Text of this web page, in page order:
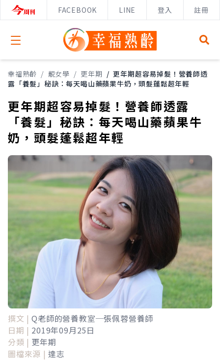
FACEBOOK LINE 登入 註冊
Open menu
幸福熟齡 / 靚女學 / 更年期 / 更年期超容易掉髮！營養師透
露「養髮」秘訣：每天喝山藥蘋果牛奶，頭髮蓬鬆超年輕
更年期超容易掉髮！營養師透露
「養髮」秘訣：每天喝山藥蘋果牛
奶，頭髮蓬鬆超年輕
撰文 | Q老師的營養教室─張佩蓉營養師
日期 | 2019年09月25日
分類 | 更年期
圖檔來源 | 達志